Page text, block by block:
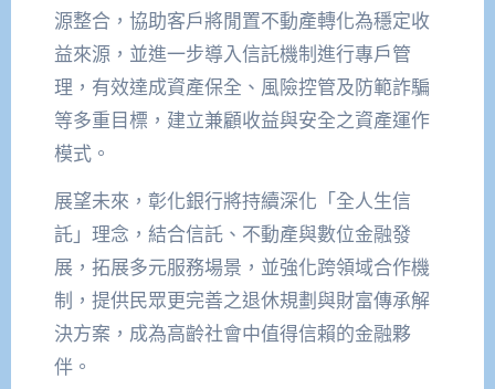
源整合，協助客戶將閒置不動產轉化為穩定收
益來源，並進一步導入信託機制進行專戶管
理，有效達成資產保全、風險控管及防範詐騙
等多重目標，建立兼顧收益與安全之資產運作
模式。
展望未來，彰化銀行將持續深化「全人生信
託」理念，結合信託、不動產與數位金融發
展，拓展多元服務場景，並強化跨領域合作機
制，提供民眾更完善之退休規劃與財富傳承解
決方案，成為高齡社會中值得信賴的金融夥
伴。